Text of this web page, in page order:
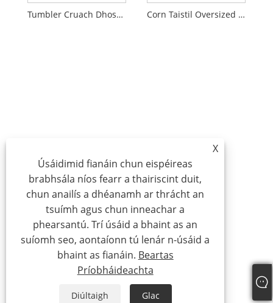
Tumbler Cruach Dhosmálta Inslithe Béil Leathan Corn Taistil Oversized le Handle agus Lid
X
Úsáidimid fianáin chun eispéireas
brabhsála níos fearr a thairiscint duit,
chun anailís a dhéanamh ar thrácht an
tsuímh agus chun inneachar a
phearsantú. Trí úsáid a bhaint as an
suíomh seo, aontaíonn tú lenár n-úsáid a
bhaint as fianáin. Beartas
Príobháideachta
Diúltaigh Glac